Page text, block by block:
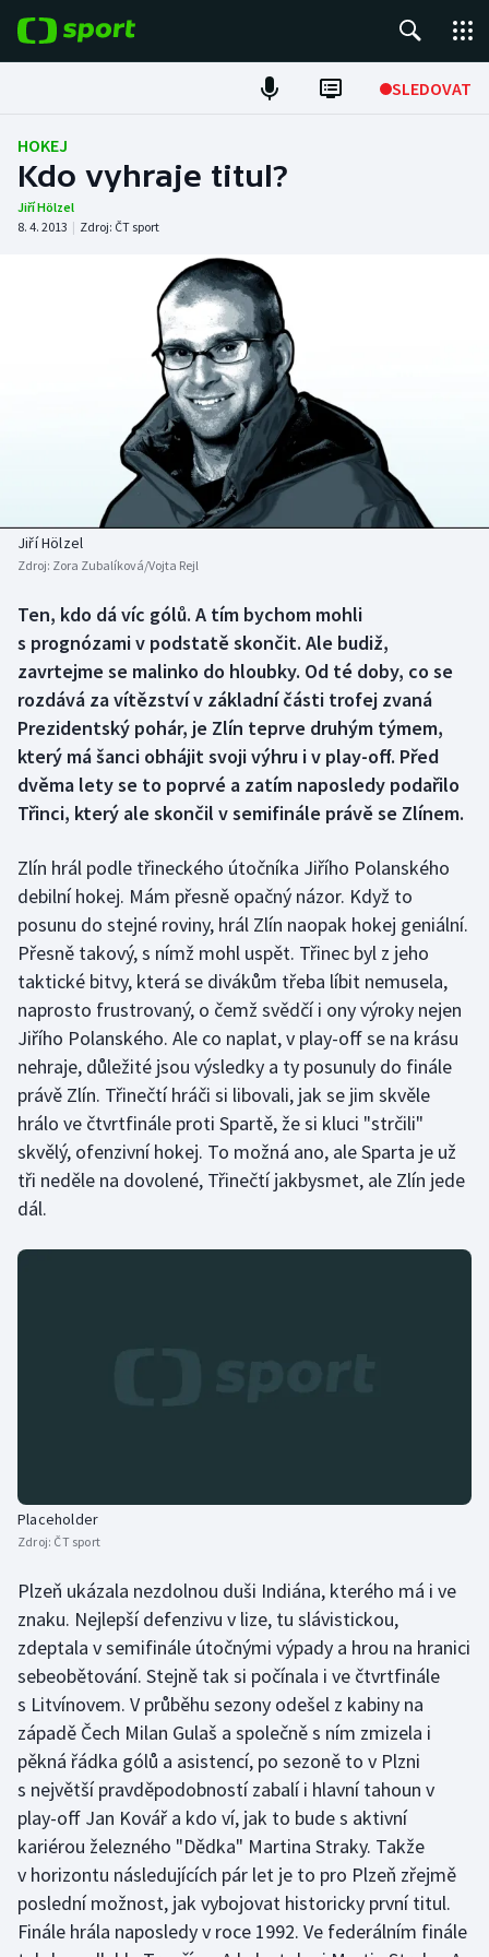
SLEDOVAT
Fotbal
Hokej
Americký fotbal
Baseball a softbal
Basketbal
Biatlon
Boby a skeleton
Curling
Dostihy
Florbal
Futsal
Golf
Gymnastika
Házená
Jezdectví
Judo
Olympijské hry
Parasport
Plážový volejbal
Ragby
Rychlobruslení
Rychlostní kanoistika
Short track
Sportovní střelba
NEPŘEHLÉDNĚTE
Historické návraty
Aplikace ČT sport
AZ kvíz
HOKEJ
Kdo vyhraje titul?
Jiří Hölzel
8. 4. 2013 | Zdroj: ČT sport
Jiří Hölzel
Zdroj: Zora Zubalíková/Vojta Rejl
Ten, kdo dá víc gólů. A tím bychom mohli
s prognózami v podstatě skončit. Ale budiž,
zavrtejme se malinko do hloubky. Od té doby, co se
rozdává za vítězství v základní části trofej zvaná
Prezidentský pohár, je Zlín teprve druhým týmem,
který má šanci obhájit svoji výhru i v play-off. Před
dvěma lety se to poprvé a zatím naposledy podařilo
Třinci, který ale skončil v semifinále právě se Zlínem.
Zlín hrál podle třineckého útočníka Jiřího Polanského
debilní hokej. Mám přesně opačný názor. Když to
posunu do stejné roviny, hrál Zlín naopak hokej geniální.
Přesně takový, s nímž mohl uspět. Třinec byl z jeho
taktické bitvy, která se divákům třeba líbit nemusela,
naprosto frustrovaný, o čemž svědčí i ony výroky nejen
Jiřího Polanského. Ale co naplat, v play-off se na krásu
nehraje, důležité jsou výsledky a ty posunuly do finále
právě Zlín. Třinečtí hráči si libovali, jak se jim skvěle
hrálo ve čtvrtfinále proti Spartě, že si kluci "strčili"
skvělý, ofenzivní hokej. To možná ano, ale Sparta je už
tři neděle na dovolené, Třinečtí jakbysmet, ale Zlín jede
dál.
Placeholder
Zdroj: ČT sport
Plzeň ukázala nezdolnou duši Indiána, kterého má i ve
znaku. Nejlepší defenzivu v lize, tu slávistickou,
zdeptala v semifinále útočnými výpady a hrou na hranici
sebeobětování. Stejně tak si počínala i ve čtvrtfinále
s Litvínovem. V průběhu sezony odešel z kabiny na
západě Čech Milan Gulaš a společně s ním zmizela i
pěkná řádka gólů a asistencí, po sezoně to v Plzni
s největší pravděpodobností zabalí i hlavní tahoun v
play-off Jan Kovář a kdo ví, jak to bude s aktivní
kariérou železného "Dědka" Martina Straky. Takže
v horizontu následujících pár let je to pro Plzeň zřejmě
poslední možnost, jak vybojovat historicky první titul.
Finále hrála naposledy v roce 1992. Ve federálním finále